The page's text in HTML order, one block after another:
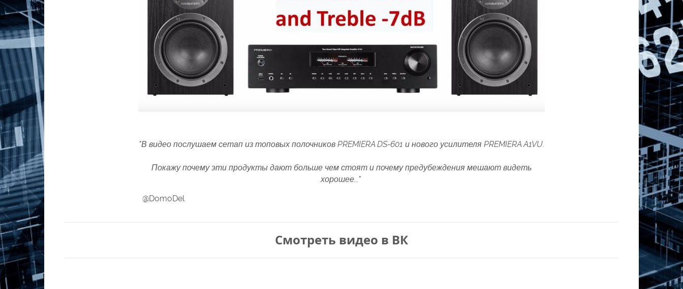
"В видео послушаем сетап из топовых полочников PREMIERA DS-601 и нового усилителя PREMIERA A1VU.
Покажу почему эти продукты дают больше чем стоят и почему предубеждения мешают видеть
хорошее..."
@DomoDel
Смотреть видео в ВК